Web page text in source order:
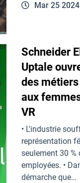
Mar 25
Schneider
Uptale
des
aux
VR
• L'industrie
représentation
seulement 30 %
employées. •
démarche que…